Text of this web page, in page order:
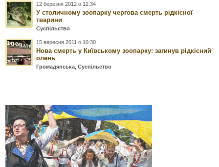
12 березня 2012 о 12:34
У столичному зоопарку чергова смерть рідкісної
тварини
Суспільство
15 вересня 2011 о 10:30
Нова смерть у Київському зоопарку: загинув рідкісний
олень
Громадянська ,Суспільство